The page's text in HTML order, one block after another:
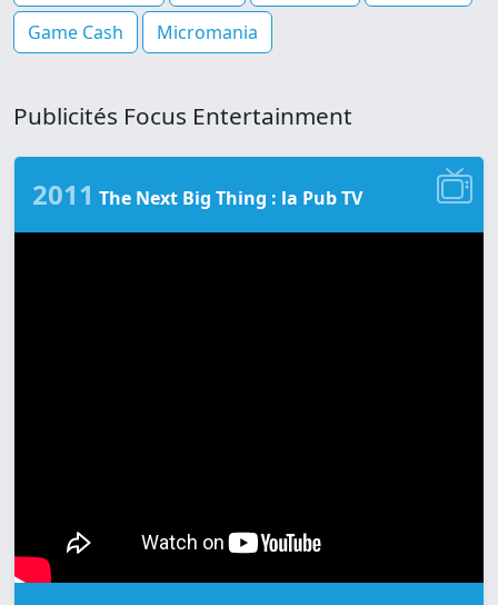
Game Cash
Micromania
Publicités Focus Entertainment
2011 The Next Big Thing : la Pub TV